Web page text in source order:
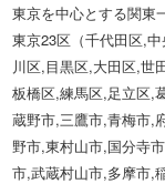
東京を中心とする関東
東京23区（千代田区,
川区,目黒区,大田区,世
板橋区,練馬区,足立区,
蔵野市,三鷹市,青梅市,
野市,東村山市,国分寺
市,武蔵村山市,多摩市,